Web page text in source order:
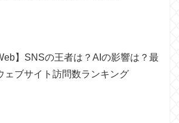
】SNSの王者は？AIの影響は？最
ェブサイト訪問数ランキング